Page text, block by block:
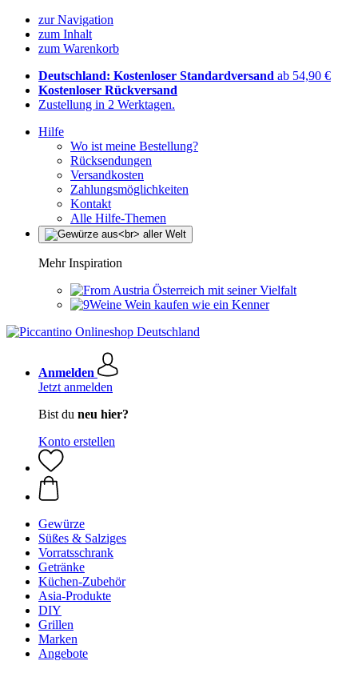
zur Navigation
zum Inhalt
zum Warenkorb
Deutschland: Kostenloser Standardversand ab 54,90 €
Kostenloser Rückversand
Zustellung in 2 Werktagen.
Hilfe
Wo ist meine Bestellung?
Rücksendungen
Versandkosten
Zahlungsmöglichkeiten
Kontakt
Alle Hilfe-Themen
Mehr Inspiration
Österreich mit seiner Vielfalt
Wein kaufen wie ein Kenner
Anmelden
Jetzt anmelden
Bist du neu hier?
Konto erstellen
Gewürze
Süßes & Salziges
Vorratsschrank
Getränke
Küchen-Zubehör
Asia-Produkte
DIY
Grillen
Marken
Angebote